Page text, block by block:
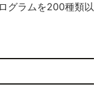
グラムを200種類以